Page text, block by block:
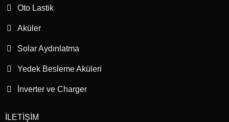
Oto Lastik
Aküler
Solar Aydınlatma
Yedek Besleme Aküleri
İnverter ve Charger
İLETIŞIM